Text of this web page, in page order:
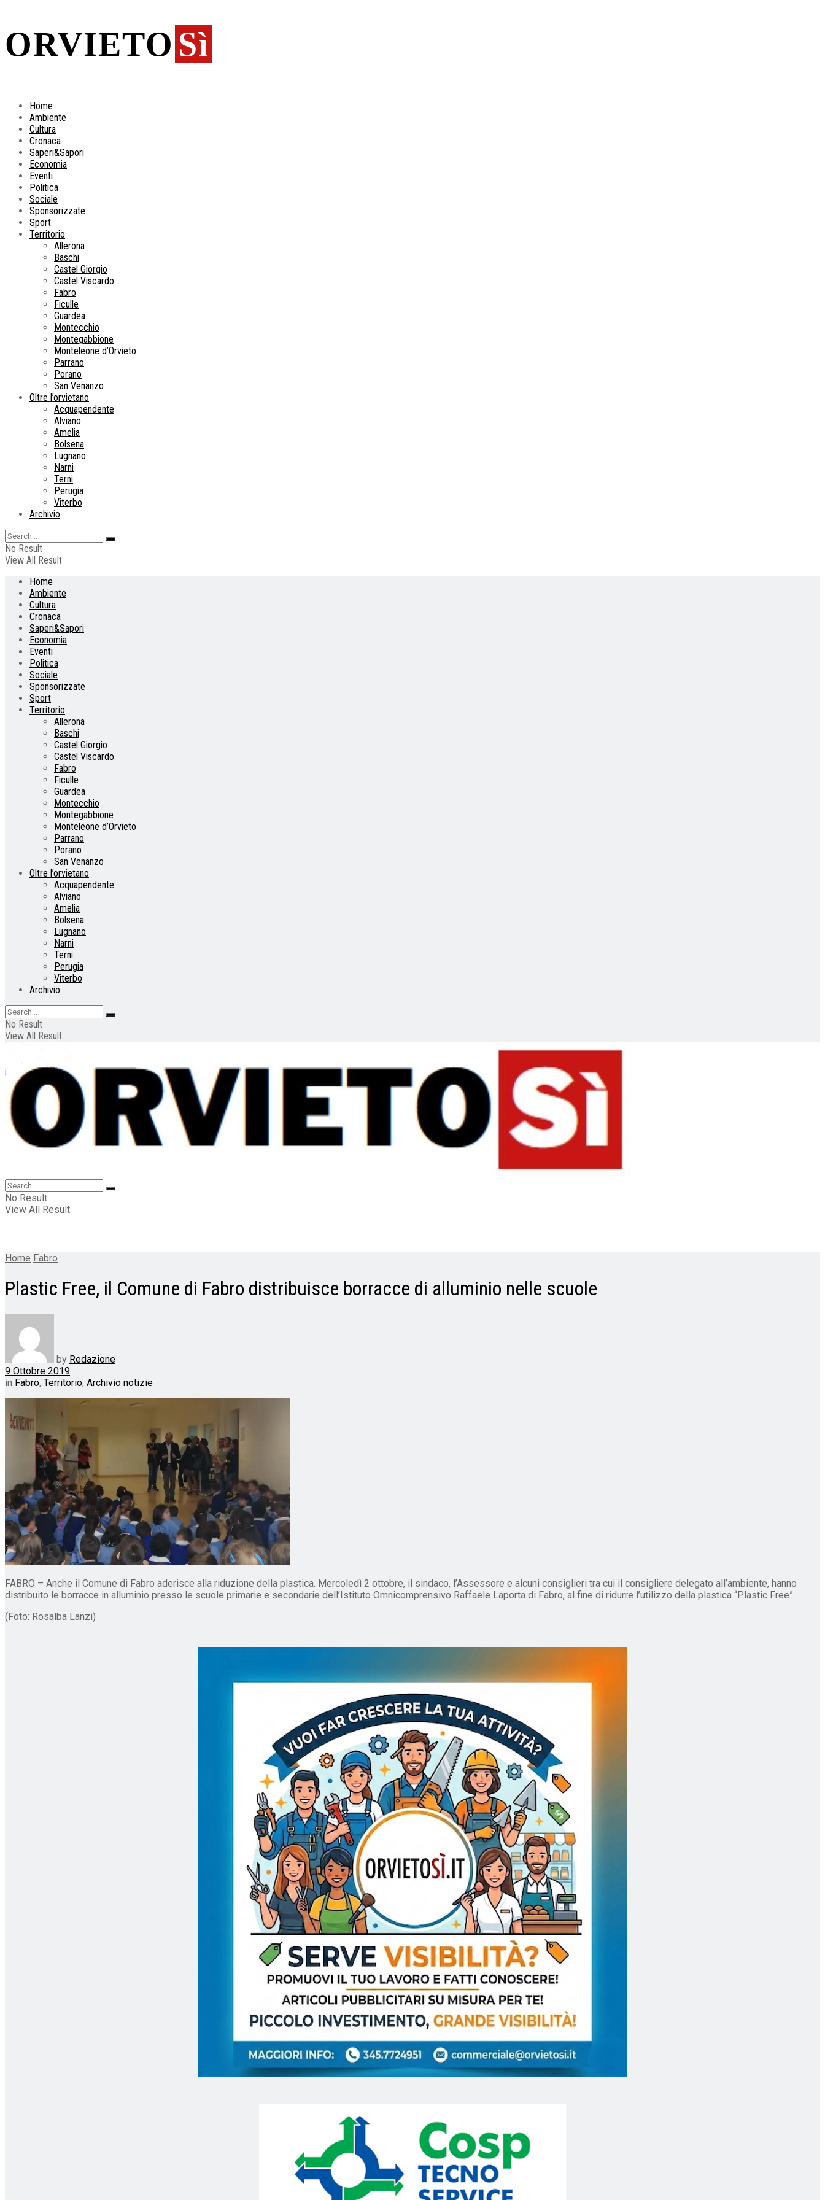
ORVIETO Sì
Home
Ambiente
Cultura
Cronaca
Saperi&Sapori
Economia
Eventi
Politica
Sociale
Sponsorizzate
Sport
Territorio
Allerona
Baschi
Castel Giorgio
Castel Viscardo
Fabro
Ficulle
Guardea
Montecchio
Montegabbione
Monteleone d’Orvieto
Parrano
Porano
San Venanzo
Oltre l’orvietano
Acquapendente
Alviano
Amelia
Bolsena
Lugnano
Narni
Terni
Perugia
Viterbo
Archivio
No Result
View All Result
Home
Ambiente
Cultura
Cronaca
Saperi&Sapori
Economia
Eventi
Politica
Sociale
Sponsorizzate
Sport
Territorio
Allerona
Baschi
Castel Giorgio
Castel Viscardo
Fabro
Ficulle
Guardea
Montecchio
Montegabbione
Monteleone d’Orvieto
Parrano
Porano
San Venanzo
Oltre l’orvietano
Acquapendente
Alviano
Amelia
Bolsena
Lugnano
Narni
Terni
Perugia
Viterbo
Archivio
No Result
View All Result
No Result
View All Result
Home Fabro
Plastic Free, il Comune di Fabro distribuisce borracce di alluminio nelle scuole
by Redazione
9 Ottobre 2019
in Fabro, Territorio, Archivio notizie
FABRO – Anche il Comune di Fabro aderisce alla riduzione della plastica. Mercoledì 2 ottobre, il sindaco, l’Assessore e alcuni consiglieri tra cui il consigliere delegato all’ambiente, hanno
distribuito le borracce in alluminio presso le scuole primarie e secondarie dell’Istituto Omnicomprensivo Raffaele Laporta di Fabro, al fine di ridurre l’utilizzo della plastica “Plastic Free”.
(Foto: Rosalba Lanzi)